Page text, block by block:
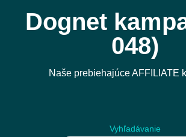
Dognet
048)
Naše prebiehajúce AFFILIATE
Vyhľadávanie